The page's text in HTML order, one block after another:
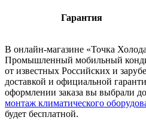
Гарантия
В онлайн-магазине «Точка
Промышленный мобильный
от известных Российских и
доставкой и официальной
оформлении заказа вы выбрали
монтаж климатического
будет бесплатной.